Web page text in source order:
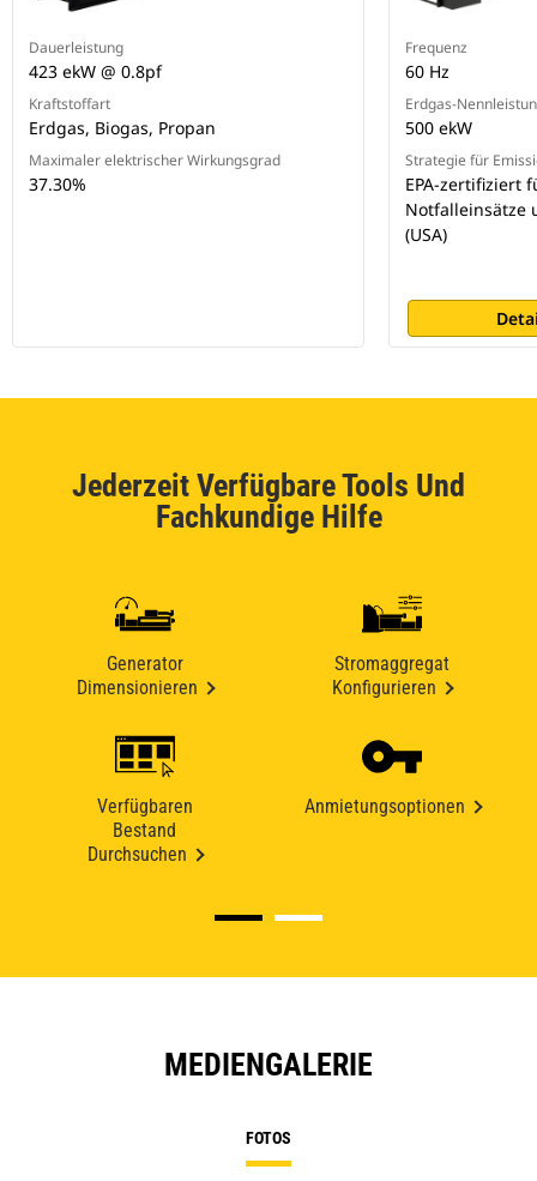
Dauerleistung
423 ekW @ 0.8pf
Kraftstoffart
Erdgas, Biogas, Propan
Maximaler elektrischer Wirkungsgrad
37.30%
Frequenz
60 Hz
Erdgas-
500 ekW
Strategie für
EPA-zertifiziert
Notfalleinsätze
(USA)
Jederzeit Verfügbare Tools Und
Fachkundige Hilfe
Generator
Dimensionieren
Stromaggregat
Konfigurieren
Verfügbaren
Bestand
Durchsuchen
Anmietungsoptionen
MEDIENGALERIE
FOTOS